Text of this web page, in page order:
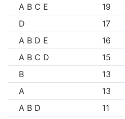
A B C E
19
D
17
A B D E
16
A B C D
15
B
13
A
13
A B D
11